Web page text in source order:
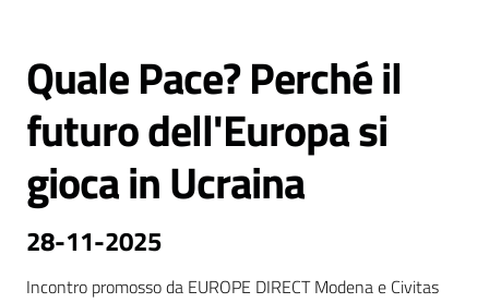
Chi
Siamo
Opportunità
Salta al contenuto
Quale Pace? Perché il
futuro dell'Europa si
gioca in Ucraina
28-11-2025
Incontro promosso da EUROPE DIRECT Modena e Civitas